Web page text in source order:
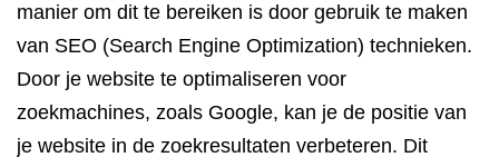
manier om dit te bereiken is door gebruik te maken
van SEO (Search Engine Optimization) technieken.
Door je website te optimaliseren voor
zoekmachines, zoals Google, kan je de positie van
je website in de zoekresultaten verbeteren. Dit